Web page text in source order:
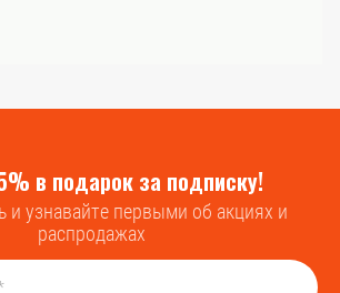
в подарок за подписку!
и узнавайте первыми об акциях и
распродажах